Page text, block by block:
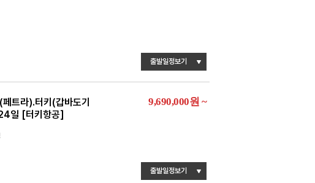
출발일정보기
트라).터키(갑바도기
일 [터키항공]
9,690,000원 ~
출발일정보기